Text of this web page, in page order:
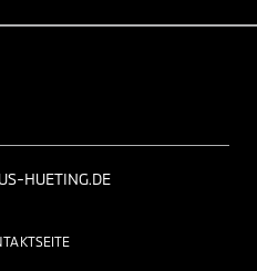
HUETING.DE